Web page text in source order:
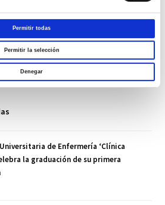
Permitir todas
Permitir la selección
Denegar
Universitaria de Enfermería ‘Clínica
la graduación de su primera